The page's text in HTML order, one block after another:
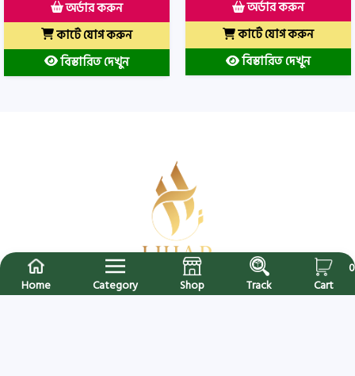
অর্ডার করুন
কার্টে যোগ করুন
বিস্তারিত দেখুন
অর্ডার করুন
কার্টে যোগ করুন
বিস্তারিত দেখুন
Home Category Shop Track
0
Cart
Hijab Collection এ আপনাকে স্বাগতম । বাংলাদেশের বিশ্বস্ত অনলাইন শপ । সারাদেশে